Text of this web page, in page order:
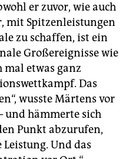
er zuvor, wie auch
mit Spitzenleistungen
zu schaffen, ist ein
Großereignisse wie
mal etwas ganz
Das
wusste Märtens vor
und hämmerte sich
Punkt abzurufen,
Und das